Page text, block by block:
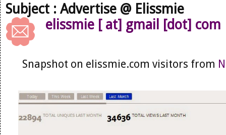
Subject : Advertise @ Elissmie
elissmie [ at] gmail [dot] com
Snapshot on elissmie.com visitors from